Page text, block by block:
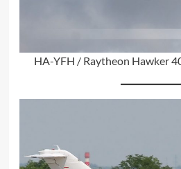
HA-YFH / Raytheon Hawker